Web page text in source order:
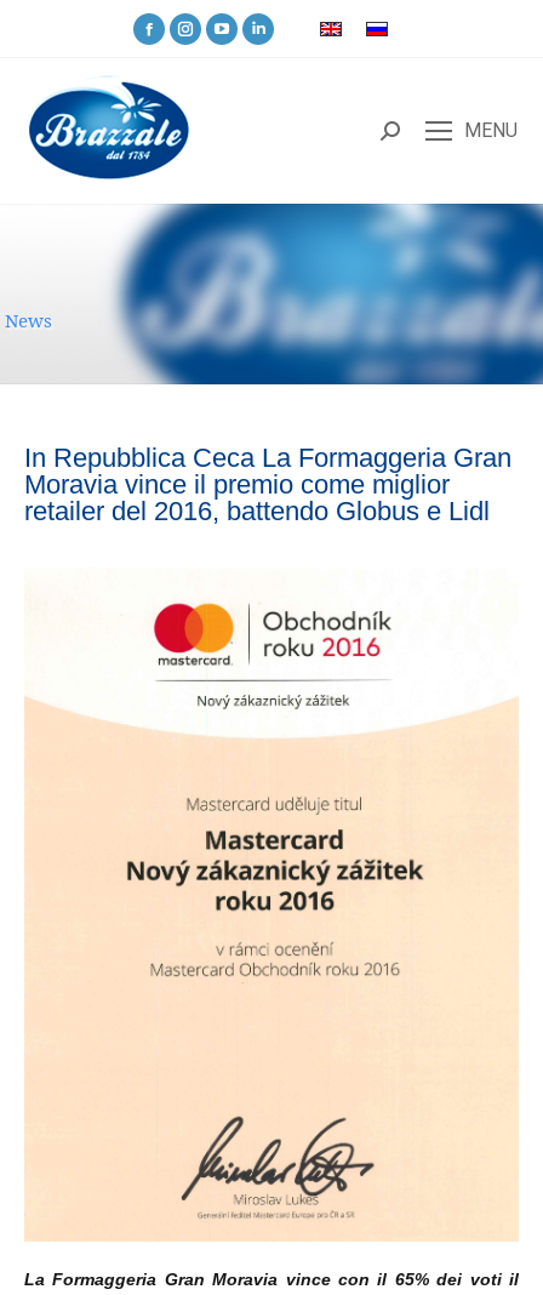
MENU
News
In Repubblica Ceca La Formaggeria Gran
Moravia vince il premio come miglior
retailer del 2016, battendo Globus e Lidl
La Formaggeria Gran Moravia vince con il 65% dei voti il